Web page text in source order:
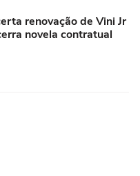
renovação de Vini Jr
novela contratual